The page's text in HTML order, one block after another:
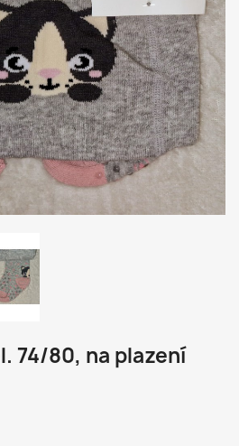
74/80, na plazení